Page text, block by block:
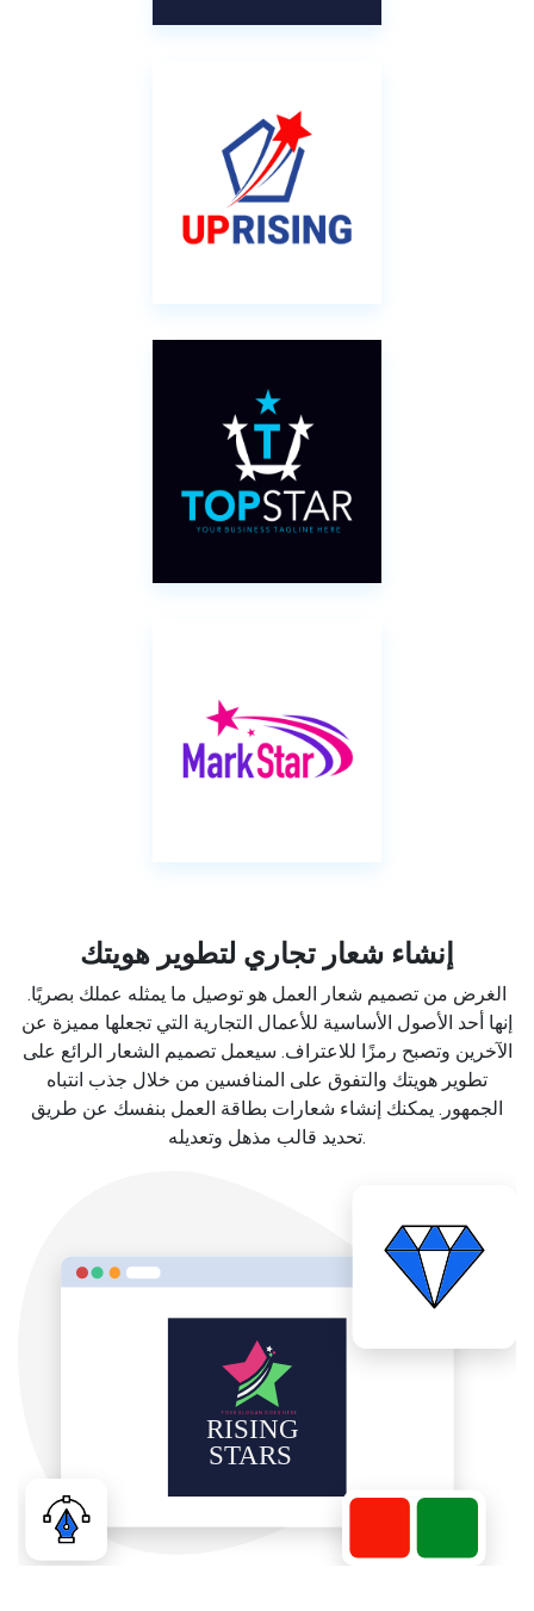
إنشاء شعار تجاري لتطوير هويتك
الغرض من تصميم شعار العمل هو توصيل ما يمثله عملك بصريًا.
إنها أحد الأصول الأساسية للأعمال التجارية التي تجعلها مميزة عن
الآخرين وتصبح رمزًا للاعتراف. سيعمل تصميم الشعار الرائع على
تطوير هويتك والتفوق على المنافسين من خلال جذب انتباه
الجمهور. يمكنك إنشاء شعارات بطاقة العمل بنفسك عن طريق
تحديد قالب مذهل وتعديله.